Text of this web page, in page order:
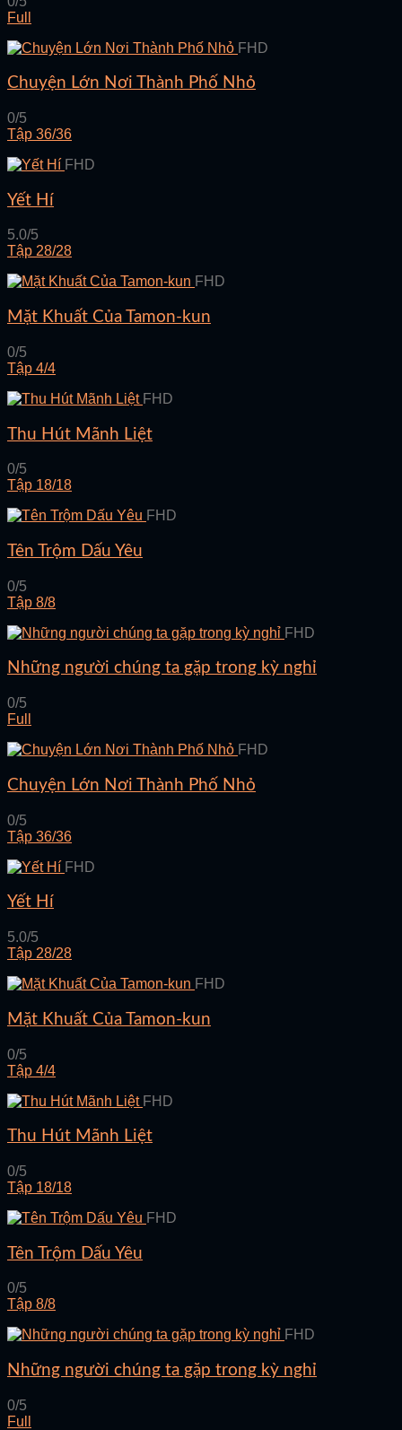
Full
FHD
Chuyện Lớn Nơi Thành Phố Nhỏ
0/5
Tập 36/36
FHD
Yết Hí
5.0/5
Tập 28/28
FHD
Mặt Khuất Của Tamon-kun
0/5
Tập 4/4
FHD
Thu Hút Mãnh Liệt
0/5
Tập 18/18
FHD
Tên Trộm Dấu Yêu
0/5
Tập 8/8
FHD
Những người chúng ta gặp trong kỳ nghỉ
0/5
Full
FHD
Chuyện Lớn Nơi Thành Phố Nhỏ
0/5
Tập 36/36
FHD
Yết Hí
5.0/5
Tập 28/28
FHD
Mặt Khuất Của Tamon-kun
0/5
Tập 4/4
FHD
Thu Hút Mãnh Liệt
0/5
Tập 18/18
FHD
Tên Trộm Dấu Yêu
0/5
Tập 8/8
FHD
Những người chúng ta gặp trong kỳ nghỉ
0/5
Full